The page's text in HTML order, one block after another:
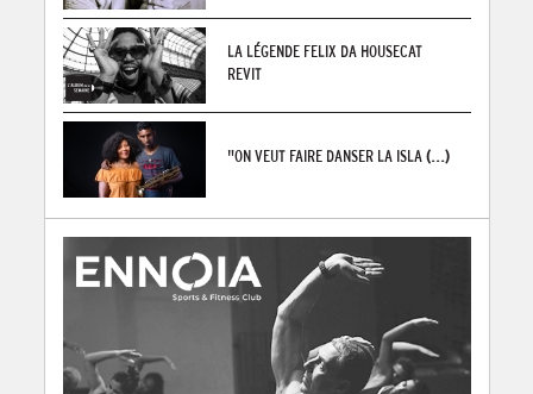
LA LÉGENDE FELIX DA HOUSECAT
REVIT
"ON VEUT FAIRE DANSER LA ISLA(...)